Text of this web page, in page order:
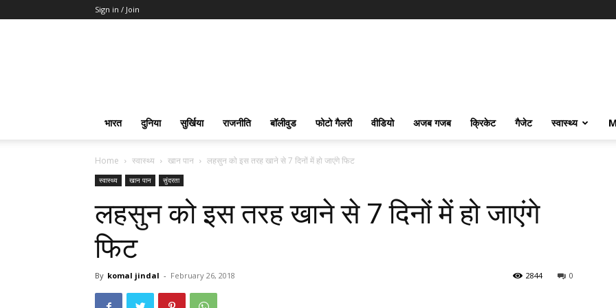
Sign in / Join
भारत दुनिया सुर्खिया राजनीति बॉलीवुड फोटो गैलरी वीडियो अजब गजब क्रिकेट गैजेट स्वास्थ्य
Home स्वास्थ्य खान पान लहसुन को इस तरह खाने से 7 दिनों में हो जाएंगे फिट
स्वास्थ्य खान पान सुंदरता
लहसुन को इस तरह खाने से 7 दिनों में हो जाएंगे
फिट
By komal jindal - February 26, 2018 0
2844